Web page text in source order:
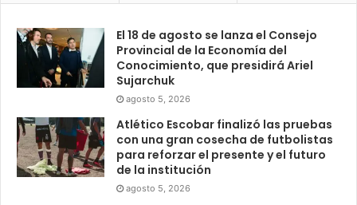
El 18 de agosto se lanza el Consejo
Provincial de la Economía del
Conocimiento, que presidirá Ariel
Sujarchuk
agosto 5, 2026
Atlético Escobar finalizó las pruebas
con una gran cosecha de futbolistas
para reforzar el presente y el futuro
de la institución
agosto 5, 2026